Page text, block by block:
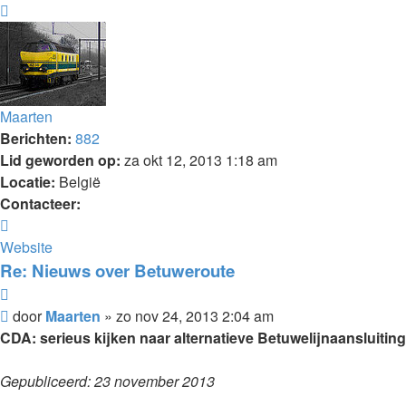
Maarten
Berichten: 882
Lid geworden op: za okt 12, 2013 1:18 am
Locatie: België
Contacteer:
Maarten
Website
Re: Nieuws over Betuweroute
Bericht
doorMaarten » zo nov 24, 2013 2:04 am
CDA: serieus kijken naar alternatieve Betuwelijnaansluiting
Gepubliceerd: 23 november 2013